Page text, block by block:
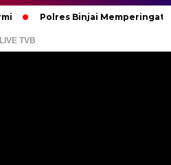
Polres Binjai Memperingati Hari
LIVE TVB